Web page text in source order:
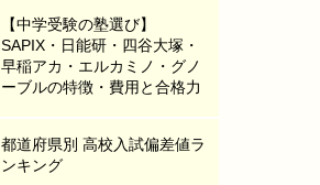
【中学受験の塾選び】
SAPIX・日能研・四谷大塚・
早稲アカ・エルカミノ・グノ
ーブルの特徴・費用と合格力
都道府県別 高校入試偏差値ラ
ンキング